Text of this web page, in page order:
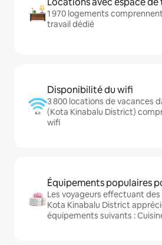
1 970 logements
travail dédié
Disponibilité du wifi
3 800 locations de vacances
(Kota Kinabalu District)
wifi
Équipements populaires
Les voyageurs effectuant
Kota Kinabalu District
équipements suivants :